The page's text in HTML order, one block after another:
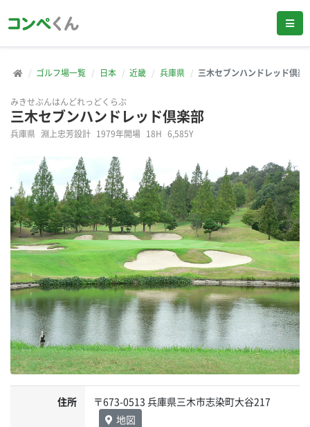
ゴルフ場一覧 日本 近畿 兵庫県 三木セブンハンドレッド倶楽
みきせぶんはんどれっどくらぶ
三木セブンハンドレッド倶楽部
兵庫県 淵上忠芳設計 1979年開場 18H 6,585Y
住所
〒673-0513 兵庫県三木市志染町大谷217
地図